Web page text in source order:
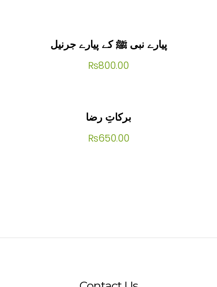
پیارے نبی ﷺ کے پیارے جرنیل
₨800.00
برکاتِ رضا
₨650.00